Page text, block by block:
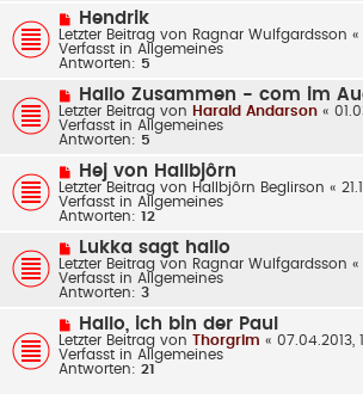
ge
i
t
r
a
g
N
e
u
e
r
B
e
i
t
r
Hendrik
Letzter Beitrag von Ragnar Wulfgardsson «
Verfasst in Allgemeines
Antworten: 5
N
e
u
e
r
B
e
i
t
r
Hallo Zusammen - com im
Letzter Beitrag von Harald Andarson «
Verfasst in Allgemeines
Antworten: 5
N
e
u
e
r
B
e
i
t
r
Hej von Hallbjôrn
Letzter Beitrag von Hallbjôrn Beglirson «
Verfasst in Allgemeines
Antworten: 12
N
e
u
e
r
B
e
i
t
r
Lukka sagt hallo
Letzter Beitrag von Ragnar Wulfgardsson «
Verfasst in Allgemeines
Antworten: 3
N
e
u
e
r
Hallo, ich bin der Paul
Letzter Beitrag von Thorgrim « 07.04.2013,
Verfasst in Allgemeines
Antworten: 21